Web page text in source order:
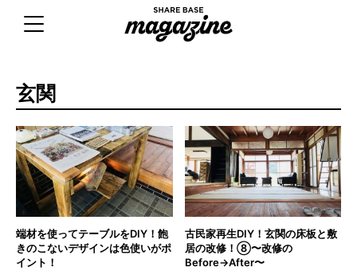
玄関
端材を使ってテーブルをDIY！飽
きのこないデザインは色使いがポ
イント！
古民家再生DIY！玄関の床板と敷
居の改修！⑧〜改修の
Before→After〜